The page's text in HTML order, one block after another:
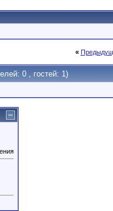
«
0 , гостей: 1)